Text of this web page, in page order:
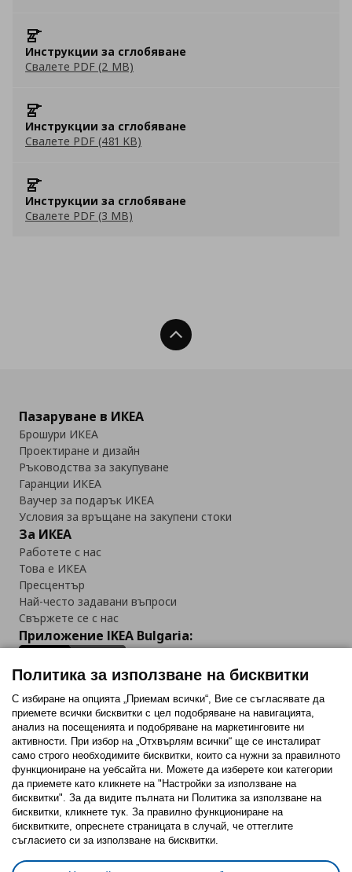
Инструкции за сглобяване
Свалете PDF (2 MB)
Инструкции за сглобяване
Свалете PDF (481 KB)
Инструкции за сглобяване
Свалете PDF (3 MB)
Нагоре
Пазаруване в ИКЕА
Брошури ИКЕА
Проектиране и дизайн
Ръководства за закупуване
Гаранции ИКЕА
Ваучер за подарък ИКЕА
Условия за връщане на закупени стоки
За ИКЕА
Работете с нас
Това е ИКЕА
Пресцентър
Най-често задавани въпроси
Свържете се с нас
Приложение IKEA Bulgaria:
Последвайте ни:
FacebookTwitterYoutubePinterestInstagram
Политика за използване на бисквитки (Cookies)
Избор на настройки за използване на бисквитки
Политика за използване на бисквитки
С избиране на опцията „Приемам всички“, Вие се съгласявате да
приемете всички бисквитки с цел подобряване на навигацията,
анализ на посещенията и подобряване на маркетинговите ни
активности. При избор на „Отхвърлям всички“ ще се инсталират
само строго необходимитe бисквитки, които са нужни за правилното
функциониране на уебсайта ни. Можете да изберете кои категории
да приемете като кликнете на "Настройки за използване на
бисквитки". За да видите пълната ни Политика за използване на
бисквитки, кликнете тук. За правилно функциониране на
бисквитките, опреснете страницата в случай, че оттеглите
съгласието си за използване на бисквитки.